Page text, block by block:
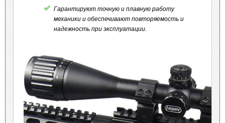
Гарантируют точную и плавную работу
механики и обеспечивают повторяемость и
надежность при эксплуатации.